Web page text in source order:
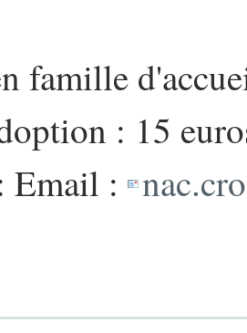
famille
: 15
Email :